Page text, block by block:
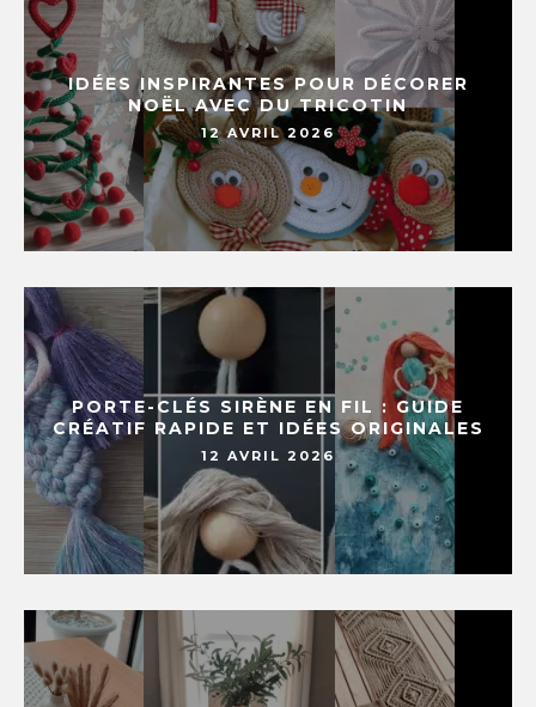
IDÉES INSPIRANTES POUR DÉCORER
NOËL AVEC DU TRICOTIN
12 AVRIL 2026
PORTE-CLÉS SIRÈNE EN FIL : GUIDE
CRÉATIF RAPIDE ET IDÉES ORIGINALES
12 AVRIL 2026